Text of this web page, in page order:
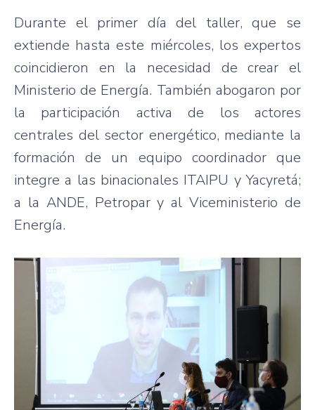
Durante el primer día del taller, que se
extiende hasta este miércoles, los expertos
coincidieron en la necesidad de crear el
Ministerio de Energía. También abogaron por
la participación activa de los actores
centrales del sector energético, mediante la
formación de un equipo coordinador que
integre a las binacionales ITAIPU y Yacyretá;
a la ANDE, Petropar y al Viceministerio de
Energía.